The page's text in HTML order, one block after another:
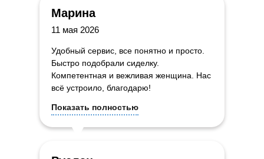
Марина
11 мая 2026
Удобный сервис, все понятно и просто.
Быстро подобрали сиделку.
Компетентная и вежливая женщина. Нас
всё устроило, благодарю!
Показать полностью